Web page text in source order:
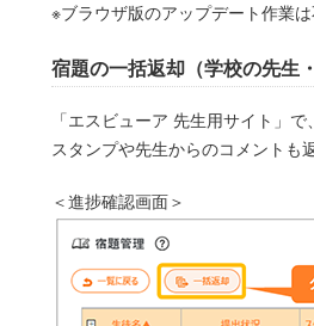
※ブラウザ版のアップデート作業
宿題の一括返却（学校の先生
「エスビューア 先生用サイト」
スタンプや先生からのコメントも
＜進捗確認画面＞